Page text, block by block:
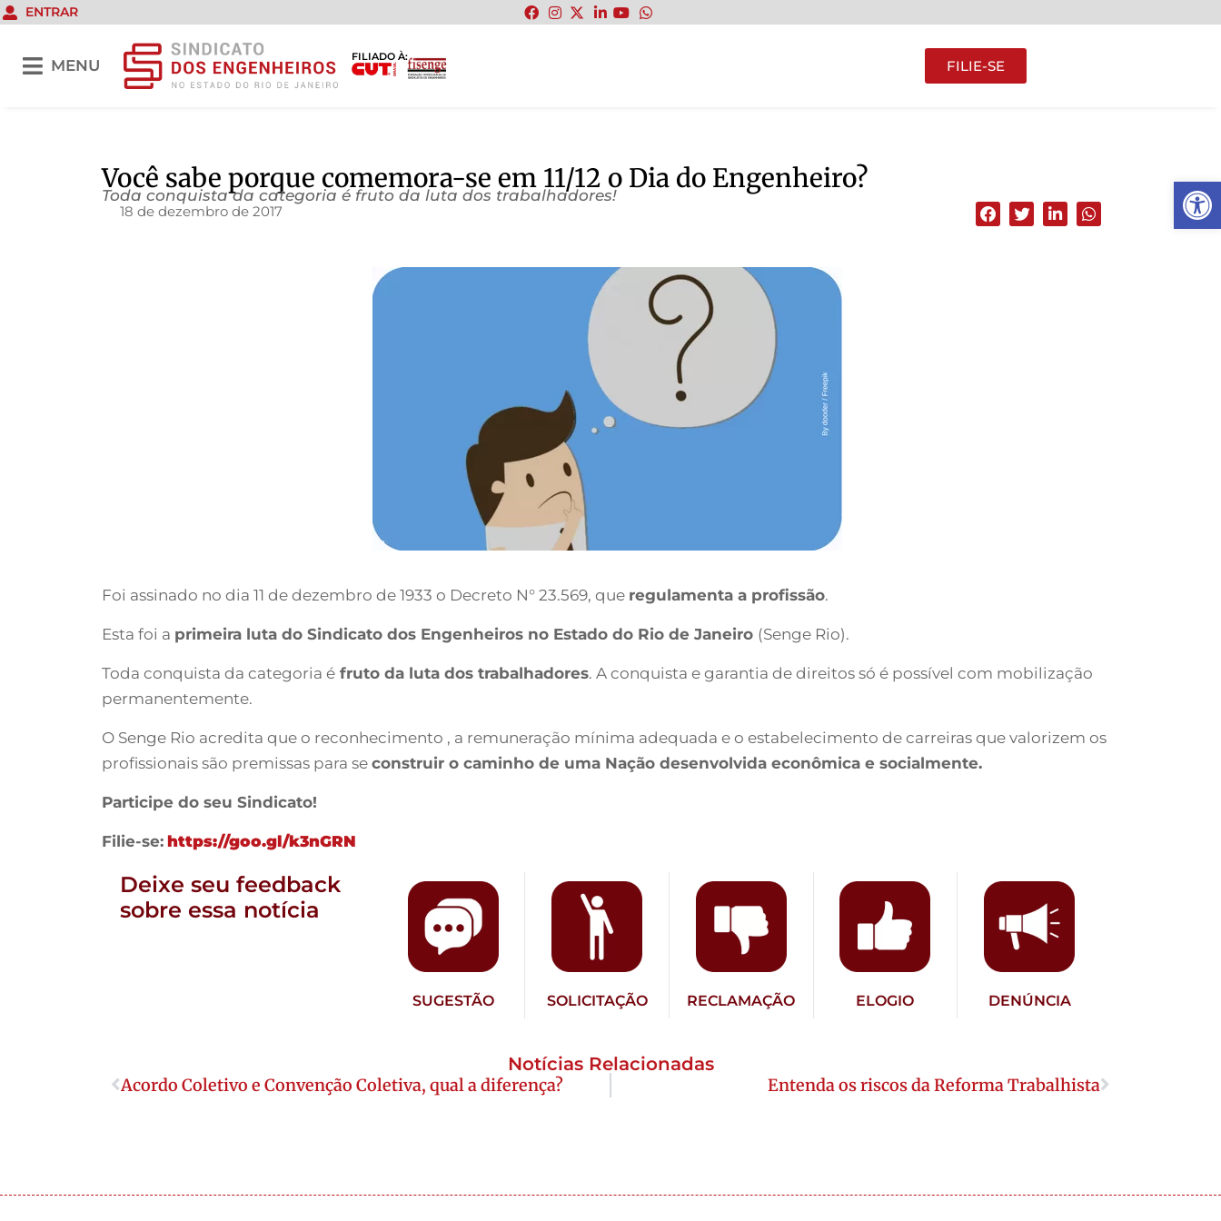
Abrir
ENTRAR
MENU
FILIADO À:
FILIE-SE
Você sabe porque comemora-se em 11/12 o Dia do Engenheiro?
Toda conquista da categoria é fruto da luta dos trabalhadores!
18 de dezembro de 2017
Foi assinado no dia 11 de dezembro de 1933 o Decreto N° 23.569, que regulamenta a profissão.
Esta foi a primeira luta do Sindicato dos Engenheiros no Estado do Rio de Janeiro (Senge Rio).
Toda conquista da categoria é fruto da luta dos trabalhadores. A conquista e garantia de direitos só é possível com mobilização
permanentemente.
O Senge Rio acredita que o reconhecimento , a remuneração mínima adequada e o estabelecimento de carreiras que valorizem os
profissionais são premissas para se construir o caminho de uma Nação desenvolvida econômica e socialmente.
Participe do seu Sindicato!
Filie-se: https://goo.gl/k3nGRN
Deixe seu feedback
sobre essa notícia
SUGESTÃO SOLICITAÇÃO RECLAMAÇÃO ELOGIO DENÚNCIA
Notícias Relacionadas
Acordo Coletivo e Convenção Coletiva, qual a diferença? Entenda os riscos da Reforma Trabalhista